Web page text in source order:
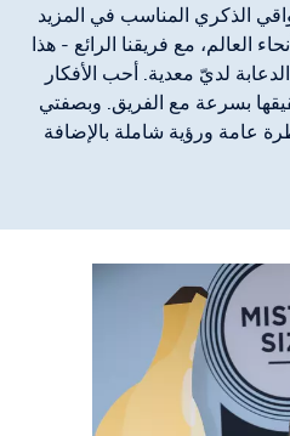
الذكري المناسب في المزيد
العالم، مع فريقنا الرائع - هذا
لديّ معدية. أحب الأفكار
بسرعة مع الفريق. وبصفتي
عامة ورؤية شاملة بالإضافة